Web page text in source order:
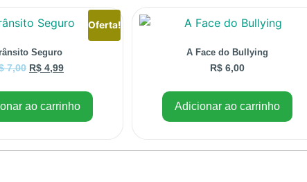
Oferta!
Seguro
7,00 R$ 4,99
ao carrinho
A Face do Bullying
R$ 6,00
Adicionar ao carrinho